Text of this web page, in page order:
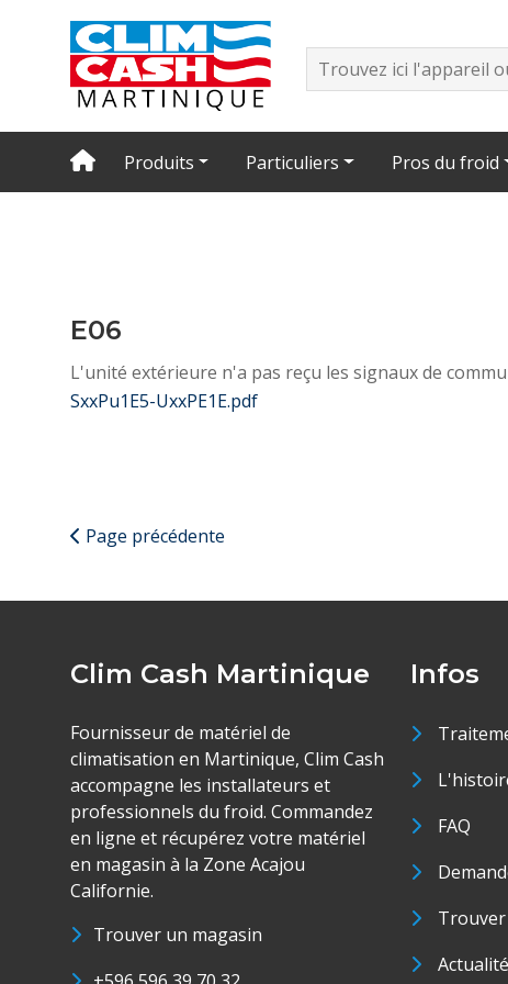
Produits Particuliers Pros du froid
E06
L'unité extérieure n'a pas reçu les signaux de
SxxPu1E5-UxxPE1E.pdf
Page précédente
Clim Cash Martinique
Fournisseur de matériel de
climatisation en Martinique, Clim Cash
accompagne les installateurs et
professionnels du froid. Commandez
en ligne et récupérez votre matériel
en magasin à la Zone Acajou
Californie.
Trouver un magasin
Infos
FAQ